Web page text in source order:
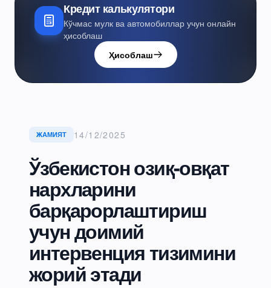
Кредит калькулятори
Кўчмас мулк ва автомобиллар учун онлайн
ҳисоблаш
Ҳисоблаш
ЖАМИЯТ 14/12/2025
Ўзбекистон озиқ-овқат
нархларини
барқарорлаштириш
учун доимий
интервенция тизимини
жорий этади